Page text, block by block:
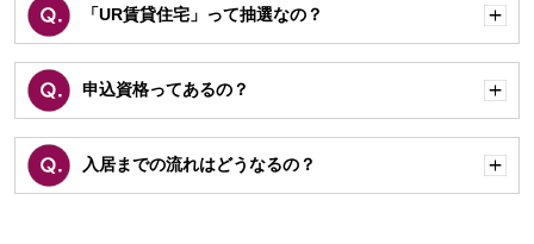
「UR賃貸住宅」って抽選なの？
く
申込資格ってあるの？
く
入居までの流れはどうなるの？
く